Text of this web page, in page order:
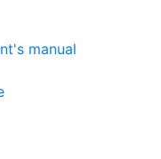
manual